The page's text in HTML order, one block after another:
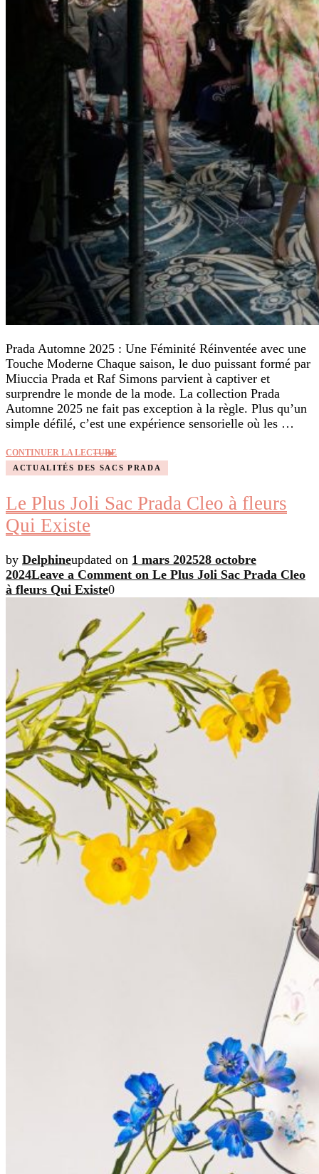
Prada Automne 2025 : Une Féminité Réinventée avec une
Touche Moderne Chaque saison, le duo puissant formé par
Miuccia Prada et Raf Simons parvient à captiver et
surprendre le monde de la mode. La collection Prada
Automne 2025 ne fait pas exception à la règle. Plus qu’un
simple défilé, c’est une expérience sensorielle où les …
CONTINUER LA LECTURE
ACTUALITÉS DES SACS PRADA
Le Plus Joli Sac Prada Cleo à fleurs
Qui Existe
by Delphineupdated on 1 mars 202528 octobre
2024Leave a Comment on Le Plus Joli Sac Prada Cleo
à fleurs Qui Existe0